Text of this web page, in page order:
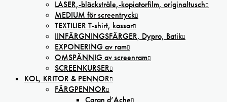
LASER,-bläckstråle,-kopiatorfilm, oríginaltusch
MEDIUM för screentryck
TEXTILIER T-shirt, kassar
IINFÄRGNINGSFÄRGER, Dypro, Batik
EXPONERING av ram
OMSPÄNNIG av screenram
SCREENKURSER
KOL, KRITOR & PENNOR
FÄRGPENNOR
Caran d’Ache